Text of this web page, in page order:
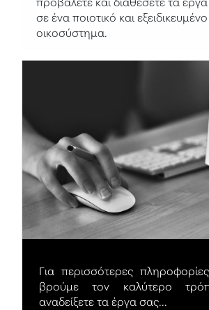
σε ένα ποιοτικό και
οικοσύστημα.
Για περισσότερες
βρούμε τον καλύτερο
αναδείξετε τα έργα σας...